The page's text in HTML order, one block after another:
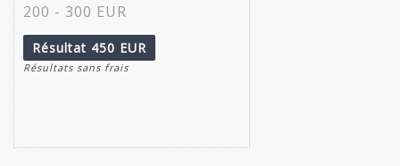
200 - 300 EUR
Résultat 450 EUR
Résultats sans frais